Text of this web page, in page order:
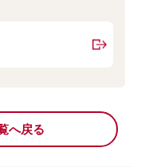
へ戻る